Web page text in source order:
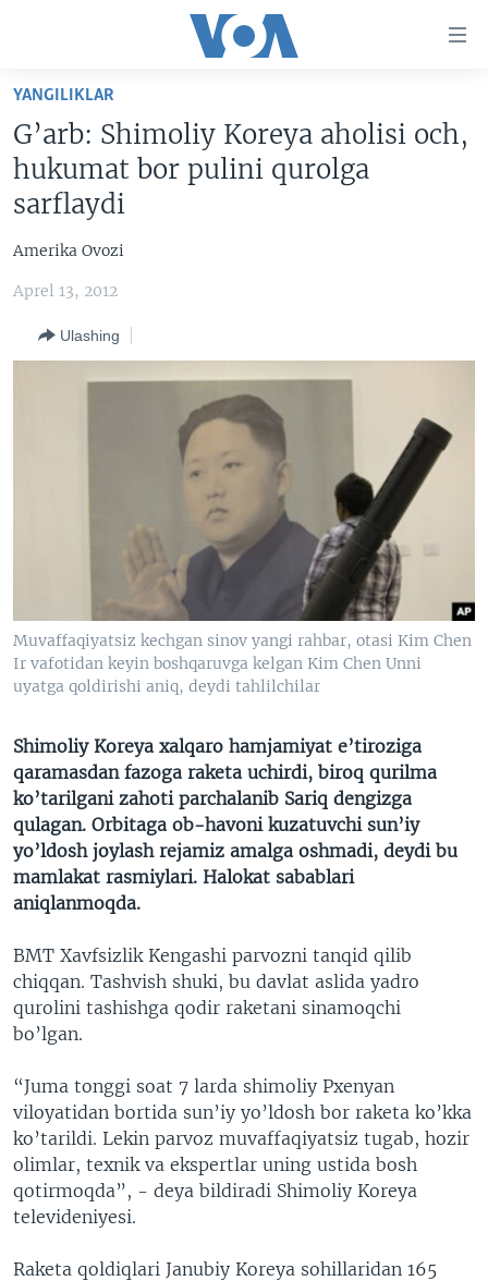
Boshiga
qayting
Qidiruvga
o'ting
AMERIKA
MARKAZIY OSIYO
AMERIKA MANZARALARI
VASHINGTON CHOYXONASI
XABARLAR SURATLARDA
IJTIMOIY TARMOQLAR
SOUNDCLOUD
VOA
YANGILIKLAR
G’arb: Shimoliy Koreya aholisi och,
hukumat bor pulini qurolga
sarflaydi
Amerika Ovozi
Aprel 13, 2012
Ulashing
Muvaffaqiyatsiz kechgan sinov yangi rahbar, otasi Kim Chen
Ir vafotidan keyin boshqaruvga kelgan Kim Chen Unni
uyatga qoldirishi aniq, deydi tahlilchilar
Shimoliy Koreya xalqaro hamjamiyat e’tiroziga
qaramasdan fazoga raketa uchirdi, biroq qurilma
ko’tarilgani zahoti parchalanib Sariq dengizga
qulagan. Orbitaga ob-havoni kuzatuvchi sun’iy
yo’ldosh joylash rejamiz amalga oshmadi, deydi bu
mamlakat rasmiylari. Halokat sabablari
aniqlanmoqda.
BMT Xavfsizlik Kengashi parvozni tanqid qilib
chiqqan. Tashvish shuki, bu davlat aslida yadro
qurolini tashishga qodir raketani sinamoqchi
bo’lgan.
“Juma tonggi soat 7 larda shimoliy Pxenyan
viloyatidan bortida sun’iy yo’ldosh bor raketa ko’kka
ko’tarildi. Lekin parvoz muvaffaqiyatsiz tugab, hozir
olimlar, texnik va ekspertlar uning ustida bosh
qotirmoqda”, - deya bildiradi Shimoliy Koreya
televideniyesi.
Raketa qoldiqlari Janubiy Koreya sohillaridan 165